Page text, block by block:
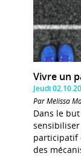
Vivre un
Jeudi
Par Mélissa
Dans le
participatif
des